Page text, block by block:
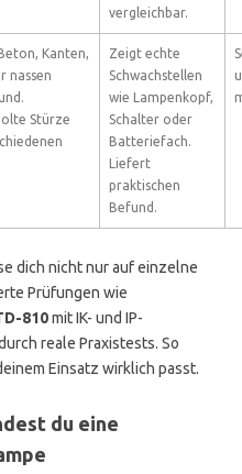
vergleichbar.
Kanten,
nassen
Stürze
Zeigt echte
Schwachstellen
wie Lampenkopf,
Schalter oder
Batteriefach.
Liefert
praktischen
Befund.
dich nicht nur auf einzelne
Prüfungen wie
810mit IK- und IP-
reale Praxistests. So
Einsatz wirklich passt.
du eine